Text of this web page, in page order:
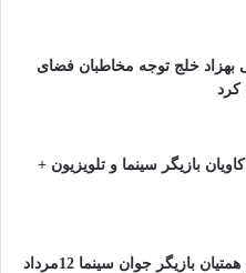
خلج توجه مخاطبان فضای
کرد
بازیگر سینما و تلویزیون +
درگذشت مریم همتیان بازیگر جوان سینما 12مرداد